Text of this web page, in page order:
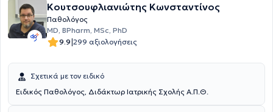
Κουτσουφλιανιώτης Κωνσταντίνος
Παθολόγος
MD, BPharm, MSc, PhD
9.9|299 αξιολογήσεις
Σχετικά με τον ειδικό
Ειδικός Παθολόγος, Διδάκτωρ Ιατρικής Σχολής Α.Π.Θ.